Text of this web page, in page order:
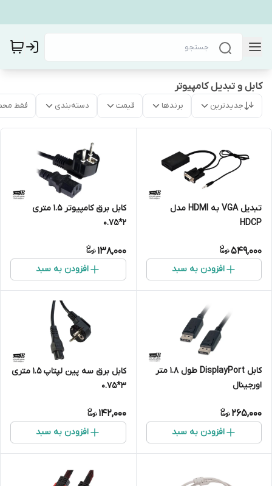
کابل و تبدیل کامپیوتر
جدیدترین برندها قیمت دسته‌بندی فقط
تبدیل VGA به HDMI مدل
HDCP
549,000
افزودن به سبد
کابل برق کامپیوتر 1.5 متری
2*0.75
138,000
افزودن به سبد
کابل DisplayPort طول 1.8 متر
اورجینال
265,000
افزودن به سبد
کابل برق سه پین لپتاپ 1.5 متری
3*0.75
142,000
افزودن به سبد